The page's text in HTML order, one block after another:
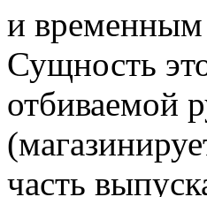
и временным
Сущность
отбиваемой
часть